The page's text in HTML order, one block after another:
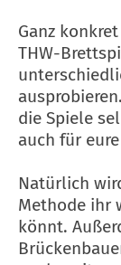
Ganz
THW-
die Spiele
auch für
Natürlich
Methode ihr
könnt.